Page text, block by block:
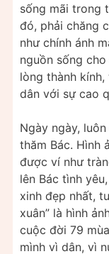
sống mãi trong
đó, phải chăng
như chính ánh
nguồn sống
lòng thành
dân với sự cao
Ngày ngày,
thăm Bác. Hình
được ví như
lên Bác tình
xinh đẹp nhất,
xuân” là hình
cuộc đời 79
mình vì dân, vì